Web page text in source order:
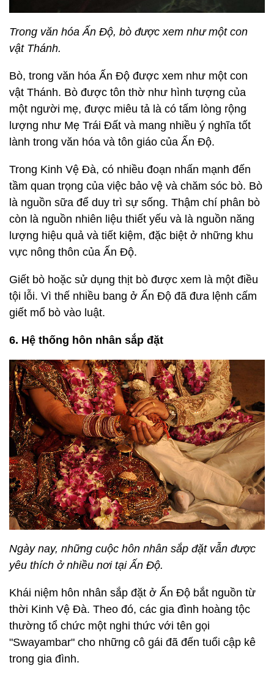
Trong văn hóa Ấn Độ, bò được xem như một con
vật Thánh.
Bò, trong văn hóa Ấn Độ được xem như một con
vật Thánh. Bò được tôn thờ như hình tượng của
một người mẹ, được miêu tả là có tấm lòng rộng
lượng như Mẹ Trái Đất và mang nhiều ý nghĩa tốt
lành trong văn hóa và tôn giáo của Ấn Độ.
Trong Kinh Vệ Đà, có nhiều đoạn nhấn mạnh đến
tầm quan trọng của việc bảo vệ và chăm sóc bò. Bò
là nguồn sữa để duy trì sự sống. Thậm chí phân bò
còn là nguồn nhiên liệu thiết yếu và là nguồn năng
lượng hiệu quả và tiết kiệm, đặc biệt ở những khu
vực nông thôn của Ấn Độ.
Giết bò hoặc sử dụng thịt bò được xem là một điều
tội lỗi. Vì thế nhiều bang ở Ấn Độ đã đưa lệnh cấm
giết mổ bò vào luật.
6. Hệ thống hôn nhân sắp đặt
Ngày nay, những cuộc hôn nhân sắp đặt vẫn được
yêu thích ở nhiều nơi tại Ấn Độ.
Khái niệm hôn nhân sắp đặt ở Ấn Độ bắt nguồn từ
thời Kinh Vệ Đà. Theo đó, các gia đình hoàng tộc
thường tổ chức một nghi thức với tên gọi
"Swayambar" cho những cô gái đã đến tuổi cập kê
trong gia đình.